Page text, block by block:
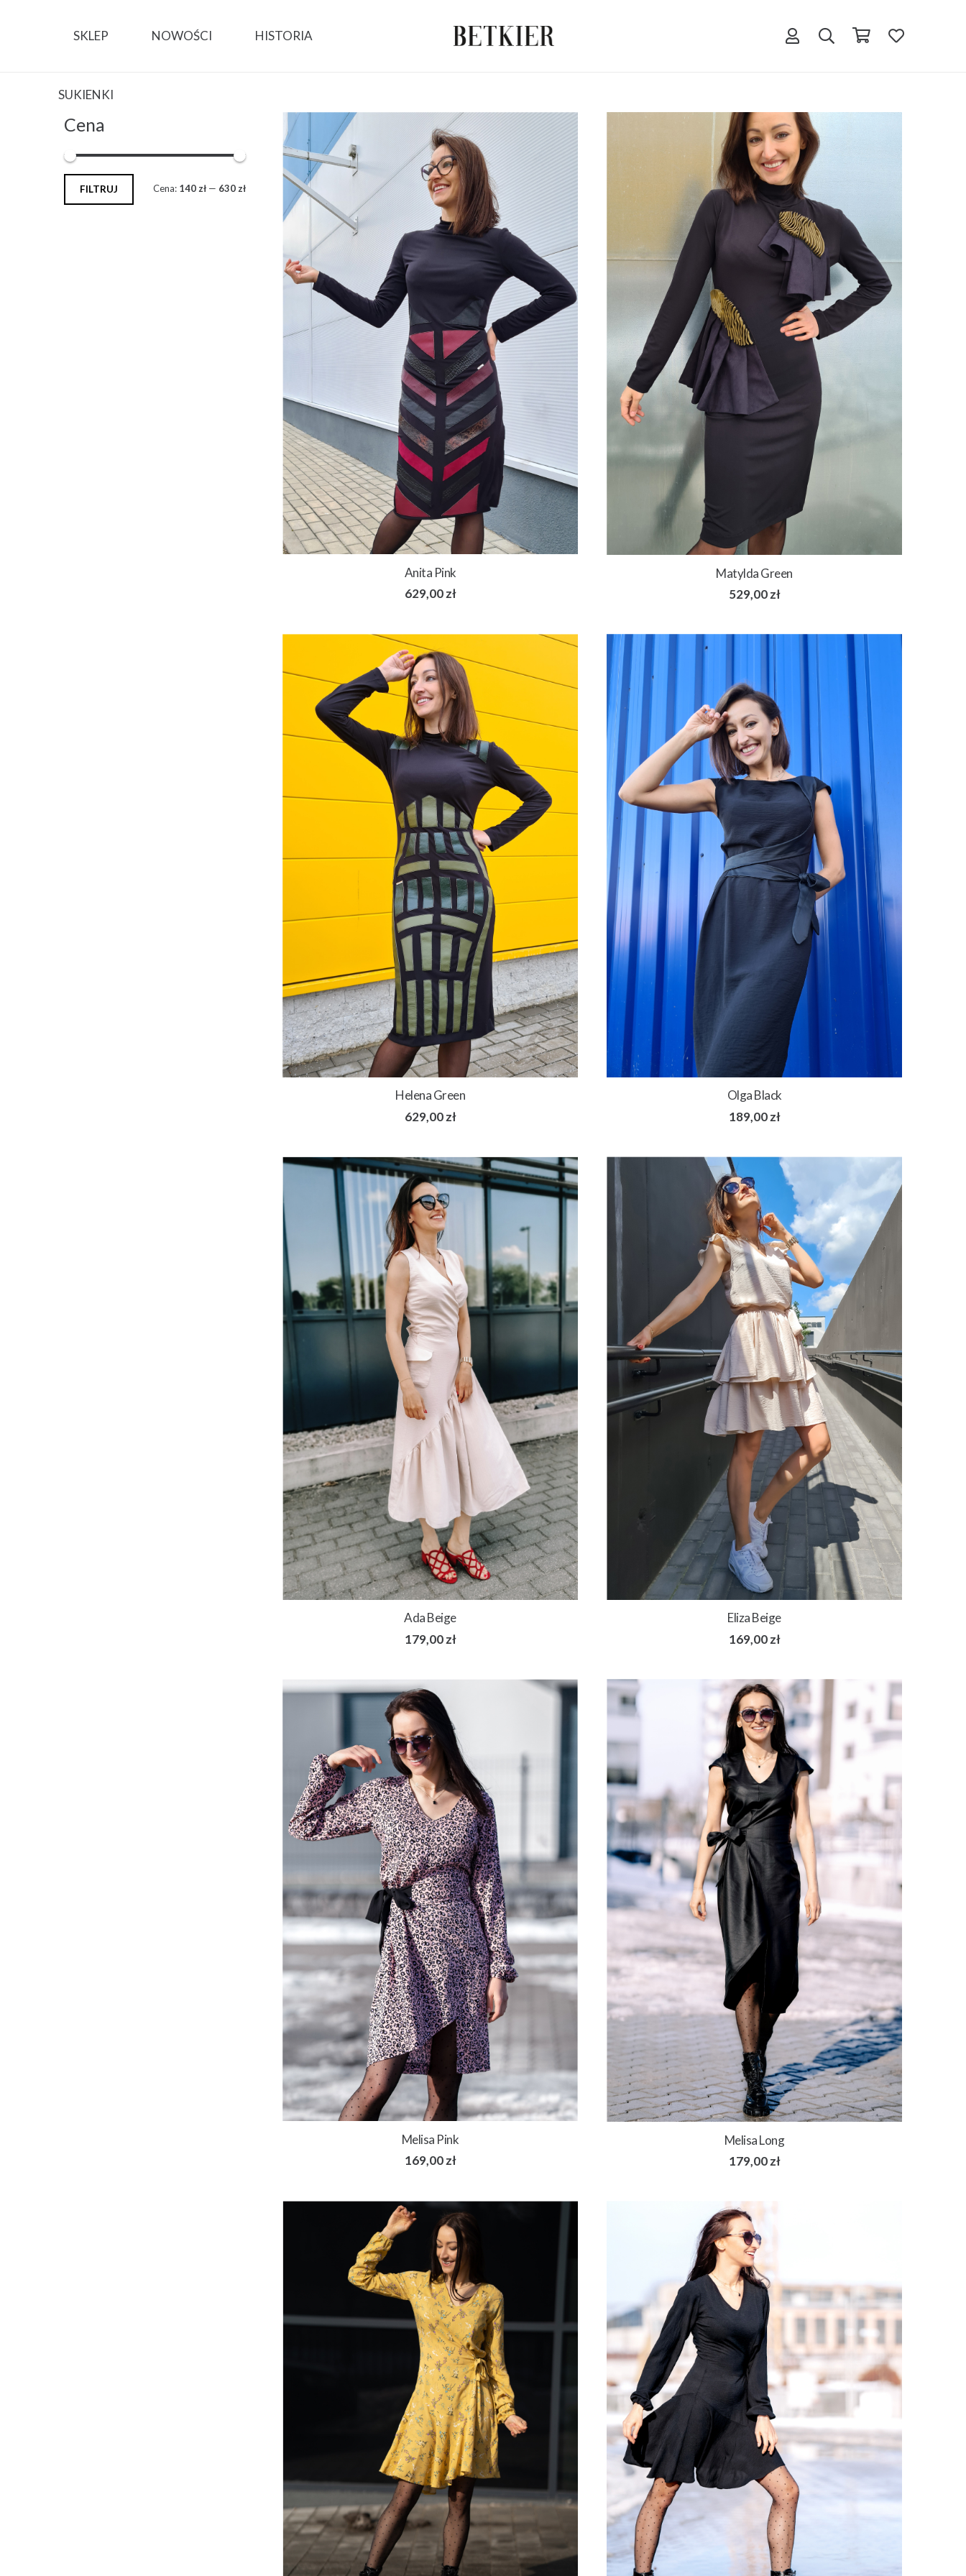
SKLEP NOWOŚCI HISTORIA
SUKIENKI
Cena
FILTRUJ Cena: 140 zł — 630 zł
Anita Pink
629,00zł
Matylda Green
529,00zł
Helena Green
629,00zł
Olga Black
189,00zł
Ada Beige
179,00zł
Eliza Beige
169,00zł
Melisa Pink
169,00zł
Melisa Long
179,00zł